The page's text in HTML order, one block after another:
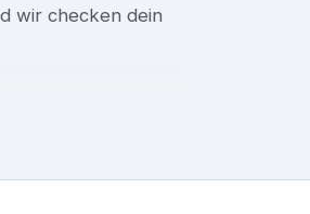
wir checken dein